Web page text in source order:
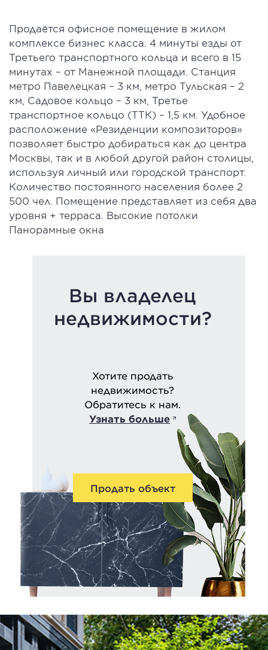
Продаётся офисное помещение в жилом
комплексе бизнес класса. 4 минуты езды от
Третьего транспортного кольца и всего в 15
минутах – от Манежной площади. Станция
метро Павелецкая – 3 км, метро Тульская – 2
км, Садовое кольцо – 3 км, Третье
транспортное кольцо (ТТК) – 1,5 км. Удобное
расположение «Резиденции композиторов»
позволяет быстро добираться как до центра
Москвы, так и в любой другой район столицы,
используя личный или городской транспорт.
Количество постоянного населения более 2
500 чел. Помещение представляет из себя два
уровня + терраса. Высокие потолки
Панорамные окна
Вы владелец
недвижимости?
Хотите продать
недвижимость?
Обратитесь к нам.
Узнать больше
Продать объект